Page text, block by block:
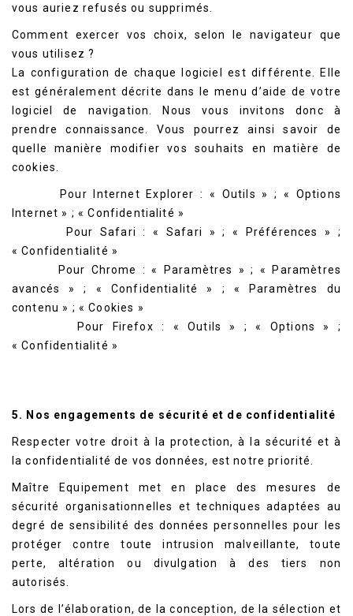
vous auriez refusés ou supprimés.
Comment exercer vos choix, selon le navigateur que
vous utilisez ?
La configuration de chaque logiciel est différente. Elle
est généralement décrite dans le menu d’aide de votre
logiciel de navigation. Nous vous invitons donc à
prendre connaissance. Vous pourrez ainsi savoir de
quelle manière modifier vos souhaits en matière de
cookies.
Pour Internet Explorer : « Outils » ; « Options
Internet » ; « Confidentialité »
Pour Safari : « Safari » ; « Préférences » ;
« Confidentialité »
Pour Chrome : « Paramètres » ; « Paramètres
avancés » ; « Confidentialité » ; « Paramètres du
contenu » ; « Cookies »
Pour
Firefox : « Outils » ; « Options » ;
« Confidentialité »
5. Nos engagements de sécurité et de confidentialité
Respecter votre droit à la protection, à la sécurité et à
la confidentialité de vos données, est notre priorité.
Maître Equipement met en place des mesures de
sécurité organisationnelles et techniques adaptées au
degré de sensibilité des données personnelles pour les
protéger contre toute intrusion malveillante, toute
perte, altération ou divulgation à des tiers non
autorisés.
Lors de l’élaboration, de la conception, de la sélection et